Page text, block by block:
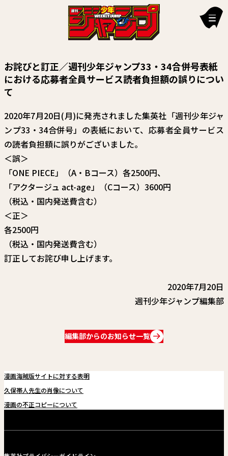
編集部からのお知らせ
連載作品
雑誌
定期購読
イチオシ情報
漫画賞
関連情報
関連リンク
お詫びと訂正／週刊少年ジャンプ33・34合併号表紙
における応募者全員サービス読者負担額の誤りについ
て
2020年7月20日(月)に発売されました集英社「週刊少年ジャ
ンプ33・34合併号」の表紙において、応募者全員サービス
の読者負担額に誤りがございました。
＜誤＞
「ONE PIECE」（A・Bコース）各2500円、
「アクタージュ act-age」（Cコース）3600円
（税込・国内発送費含む）
＜正＞
各2500円
（税込・国内発送費含む）
訂正してお詫び申し上げます。
2020年7月20日
週刊少年ジャンプ編集部
編集部からのお知らせ一覧
漫画海賊版サイトに対する表明
久保帯人先生の肖像について
漫画の不正コピーについて